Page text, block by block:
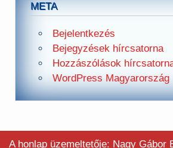
META
Bejelentkezés
Bejegyzések hírcsatorna
Hozzászólások
WordPress Magyarország
A honlap üzemeltetője: Nagy Gábor